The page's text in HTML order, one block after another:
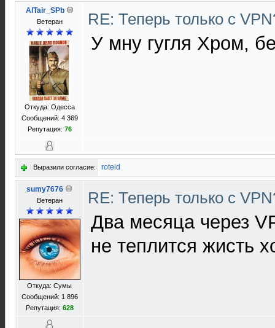
AlTair_SPb
Ветеран
Откуда: Одесса
Сообщений: 4 369
Репутация: 76
RE: Теперь только с
У мну гугля Хром,
Выразили согласие: roteid
sumy7676
Ветеран
Откуда: Сумы
Сообщений: 1 896
Репутация: 628
RE: Теперь только с
Два месяца через
не теплится жисть